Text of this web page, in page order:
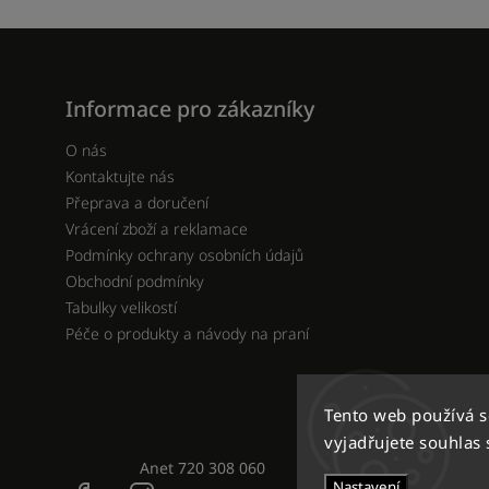
Tento web používá
vyjadřujete souhlas
Informace pro zákazníky
O nás
Kontaktujte nás
Přeprava a doručení
Vrácení zboží a reklamace
Podmínky ochrany osobních údajů
Obchodní podmínky
Tabulky velikostí
Péče o produkty a návody na praní
Anet 720 308 060